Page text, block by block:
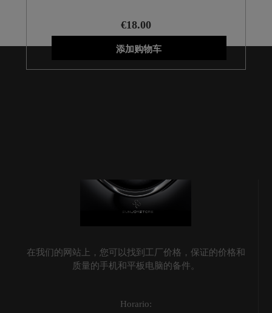
€18.00
添加购物车
在我们的网站上，您可以找到工厂价格，保证的价格和
质量的手机和平板电脑的备件。
Horario: